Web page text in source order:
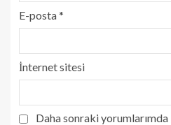
E-posta*
İnternet sitesi
Daha sonraki yorumlarımda